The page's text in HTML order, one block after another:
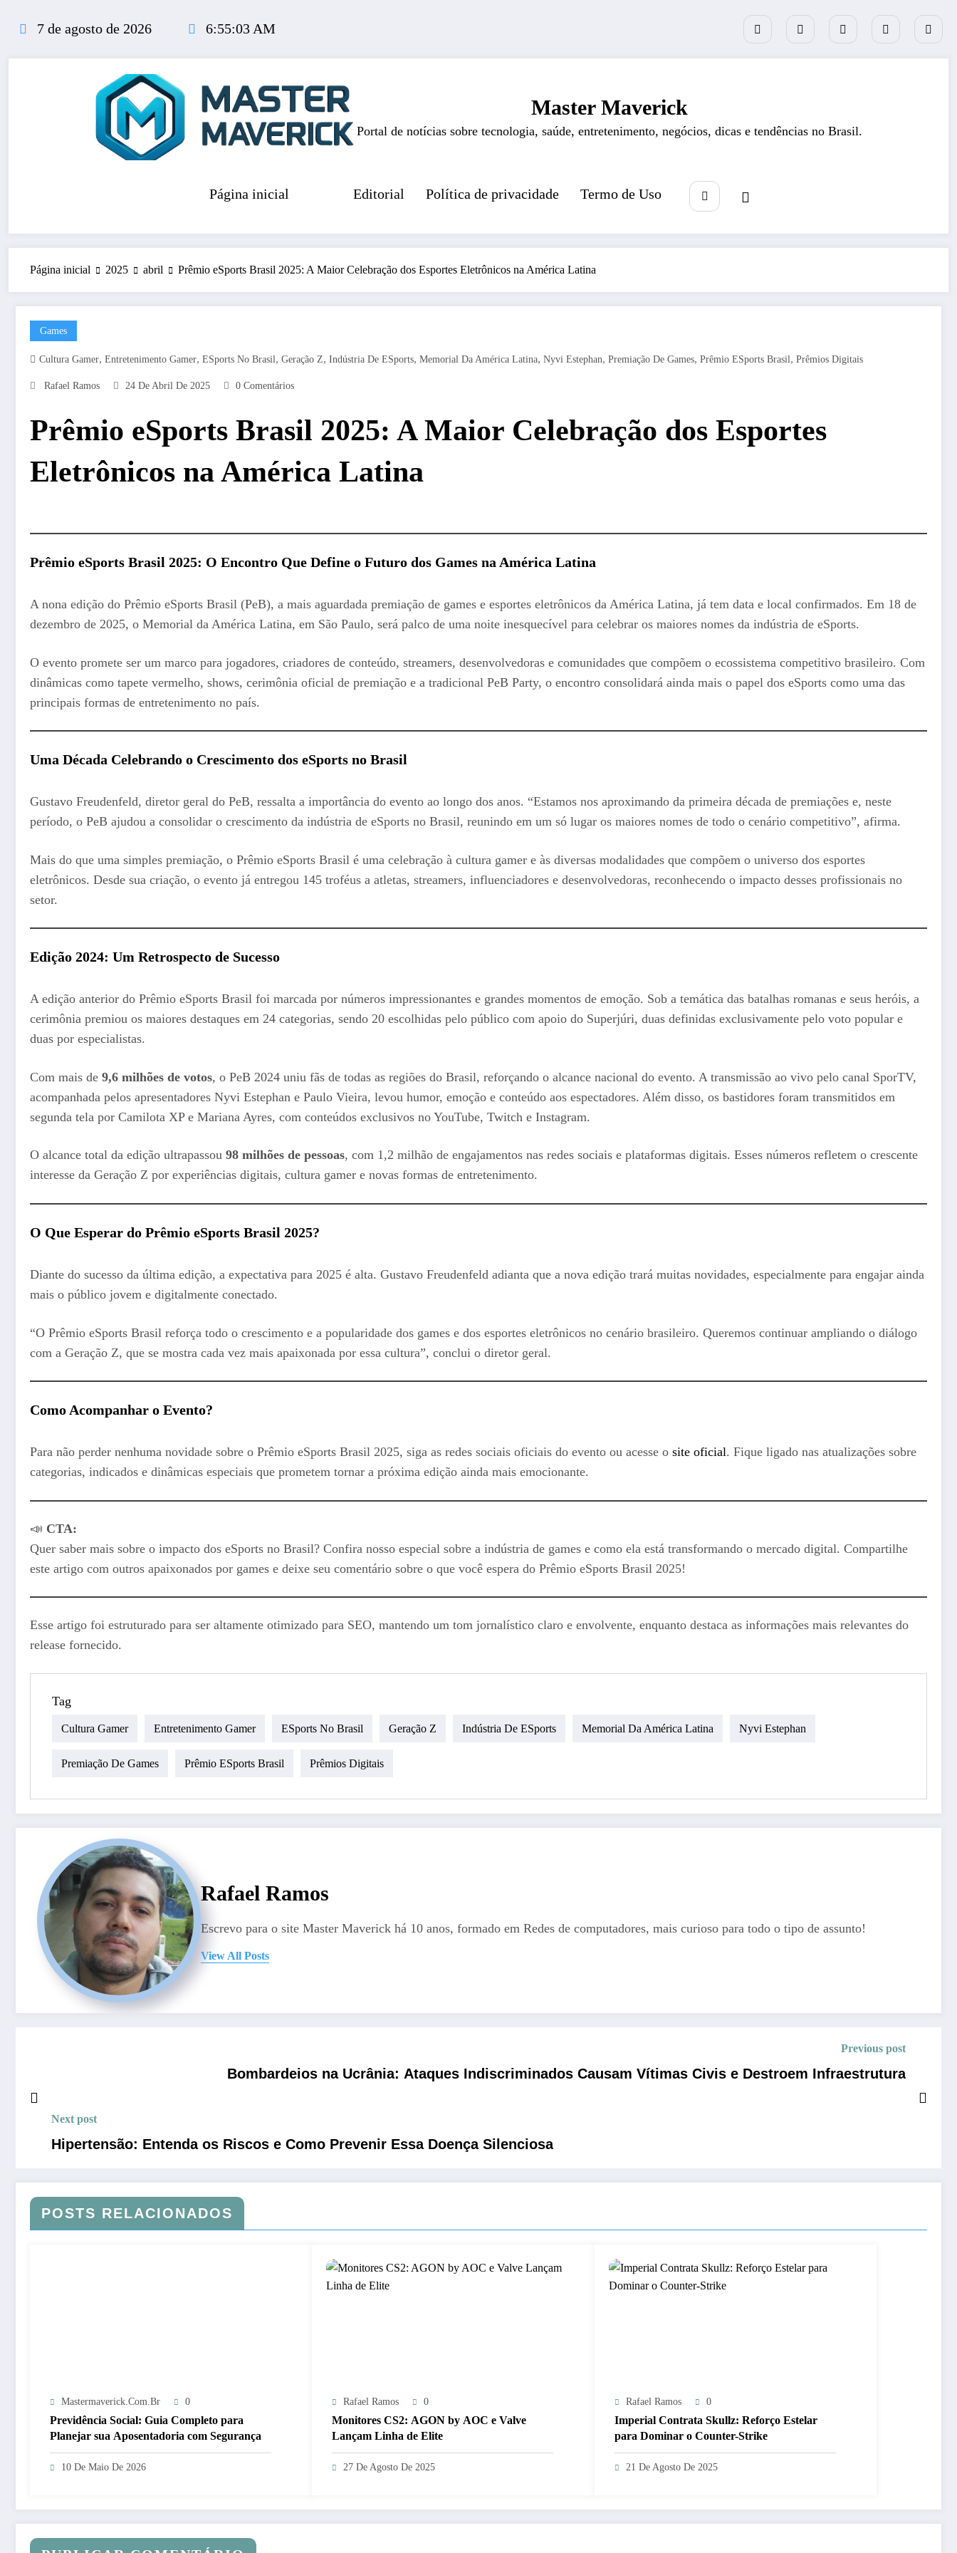
conteúdo
7 de agosto de 2026 6:55:04 AM
Master Maverick
Portal de notícias sobre tecnologia, saúde, entretenimento, negócios, dicas e tendências no Brasil.
Página inicial Editorial Política de privacidade Termo de Uso
Página inicial 2025 abril Prêmio eSports Brasil 2025: A Maior Celebração dos Esportes Eletrônicos na América Latina
Games
Cultura Gamer, Entretenimento Gamer, ESports No Brasil , Geração Z, Indústria De ESports, Memorial Da América Latina, Nyvi Estephan, Premiação De Games, Prêmio ESports Brasil , Prêmios Digitais
Rafael Ramos 24 De Abril De 2025 0 Comentários
Prêmio eSports Brasil 2025: A Maior Celebração dos Esportes
Eletrônicos na América Latina
Prêmio eSports Brasil 2025: O Encontro Que Define o Futuro dos Games na América Latina
A nona edição do Prêmio eSports Brasil (PeB), a mais aguardada premiação de games e esportes eletrônicos da América Latina, já tem data e local confirmados. Em 18 de
dezembro de 2025, o Memorial da América Latina, em São Paulo, será palco de uma noite inesquecível para celebrar os maiores nomes da indústria de eSports.
O evento promete ser um marco para jogadores, criadores de conteúdo, streamers, desenvolvedoras e comunidades que compõem o ecossistema competitivo brasileiro. Com
dinâmicas como tapete vermelho, shows, cerimônia oficial de premiação e a tradicional PeB Party, o encontro consolidará ainda mais o papel dos eSports como uma das
principais formas de entretenimento no país.
Uma Década Celebrando o Crescimento dos eSports no Brasil
Gustavo Freudenfeld, diretor geral do PeB, ressalta a importância do evento ao longo dos anos. “Estamos nos aproximando da primeira década de premiações e, neste
período, o PeB ajudou a consolidar o crescimento da indústria de eSports no Brasil, reunindo em um só lugar os maiores nomes de todo o cenário competitivo”, afirma.
Mais do que uma simples premiação, o Prêmio eSports Brasil é uma celebração à cultura gamer e às diversas modalidades que compõem o universo dos esportes
eletrônicos. Desde sua criação, o evento já entregou 145 troféus a atletas, streamers, influenciadores e desenvolvedoras, reconhecendo o impacto desses profissionais no
setor.
Edição 2024: Um Retrospecto de Sucesso
A edição anterior do Prêmio eSports Brasil foi marcada por números impressionantes e grandes momentos de emoção. Sob a temática das batalhas romanas e seus heróis, a
cerimônia premiou os maiores destaques em 24 categorias, sendo 20 escolhidas pelo público com apoio do Superjúri, duas definidas exclusivamente pelo voto popular e
duas por especialistas.
Com mais de 9,6 milhões de votos, o PeB 2024 uniu fãs de todas as regiões do Brasil, reforçando o alcance nacional do evento. A transmissão ao vivo pelo canal SporTV,
acompanhada pelos apresentadores Nyvi Estephan e Paulo Vieira, levou humor, emoção e conteúdo aos espectadores. Além disso, os bastidores foram transmitidos em
segunda tela por Camilota XP e Mariana Ayres, com conteúdos exclusivos no YouTube, Twitch e Instagram.
O alcance total da edição ultrapassou 98 milhões de pessoas, com 1,2 milhão de engajamentos nas redes sociais e plataformas digitais. Esses números refletem o crescente
interesse da Geração Z por experiências digitais, cultura gamer e novas formas de entretenimento.
O Que Esperar do Prêmio eSports Brasil 2025?
Diante do sucesso da última edição, a expectativa para 2025 é alta. Gustavo Freudenfeld adianta que a nova edição trará muitas novidades, especialmente para engajar ainda
mais o público jovem e digitalmente conectado.
“O Prêmio eSports Brasil reforça todo o crescimento e a popularidade dos games e dos esportes eletrônicos no cenário brasileiro. Queremos continuar ampliando o diálogo
com a Geração Z, que se mostra cada vez mais apaixonada por essa cultura”, conclui o diretor geral.
Como Acompanhar o Evento?
Para não perder nenhuma novidade sobre o Prêmio eSports Brasil 2025, siga as redes sociais oficiais do evento ou acesse o site oficial. Fique ligado nas atualizações sobre
categorias, indicados e dinâmicas especiais que prometem tornar a próxima edição ainda mais emocionante.
📣 CTA:
Quer saber mais sobre o impacto dos eSports no Brasil? Confira nosso especial sobre a indústria de games e como ela está transformando o mercado digital. Compartilhe
este artigo com outros apaixonados por games e deixe seu comentário sobre o que você espera do Prêmio eSports Brasil 2025!
Esse artigo foi estruturado para ser altamente otimizado para SEO, mantendo um tom jornalístico claro e envolvente, enquanto destaca as informações mais relevantes do
release fornecido.
Tag
Cultura Gamer Entretenimento Gamer ESports No Brasil Geração Z Indústria De ESports Memorial Da América Latina Nyvi Estephan
Premiação De Games Prêmio ESports Brasil Prêmios Digitais
Rafael Ramos
Escrevo para o site Master Maverick há 10 anos, formado em Redes de computadores, mais curioso para todo o tipo de assunto!
View All Posts
Previous post
Bombardeios na Ucrânia: Ataques Indiscriminados Causam Vítimas Civis e Destroem Infraestrutura
Next post
Hipertensão: Entenda os Riscos e Como Prevenir Essa Doença Silenciosa
POSTS RELACIONADOS
Mastermaverick.com.br 0
Previdência Social: Guia Completo para
Planejar sua Aposentadoria com Segurança
10 De Maio De 2026
Rafael Ramos 0
Monitores CS2: AGON by AOC e Valve
Lançam Linha de Elite
27 De Agosto De 2025
Rafael Ramos 0
Imperial Contrata Skullz: Reforço Estelar
para Dominar o Counter-Strike
21 De Agosto De 2025